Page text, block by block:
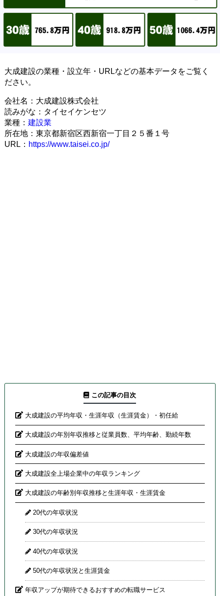
大成建設の業種・設立年・URLなどの基本データをご覧く
ださい。
会社名：大成建設株式会社
読みがな：タイセイケンセツ
業種： 建設業
所在地：東京都新宿区西新宿一丁目２５番１号
URL： https://www.taisei.co.jp/
この記事の目次
大成建設の平均年収・生涯年収（生涯賃金）・初任給
大成建設の年別年収推移と従業員数、平均年齢、勤続年数
大成建設の年収偏差値
大成建設全上場企業中の年収ランキング
大成建設の年齢別年収推移と生涯年収・生涯賃金
20代の年収状況
30代の年収状況
40代の年収状況
50代の年収状況と生涯賃金
年収アップが期待できるおすすめの転職サービス